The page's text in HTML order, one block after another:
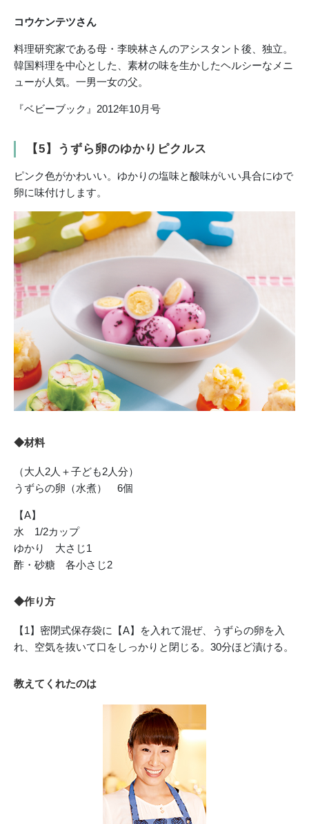
コウケンテツさん
料理研究家である母・李映林さんのアシスタント後、独立。
韓国料理を中心とした、素材の味を生かしたヘルシーなメニ
ューが人気。一男一女の父。
『ベビーブック』2012年10月号
【5】うずら卵のゆかりピクルス
ピンク色がかわいい。ゆかりの塩味と酸味がいい具合にゆで
卵に味付けします。
◆材料
（大人2人＋子ども2人分）
うずらの卵（水煮） 6個
【A】
水 1/2カップ
ゆかり 大さじ1
酢・砂糖 各小さじ2
◆作り方
【1】密閉式保存袋に【A】を入れて混ぜ、うずらの卵を入
れ、空気を抜いて口をしっかりと閉じる。30分ほど漬ける。
教えてくれたのは